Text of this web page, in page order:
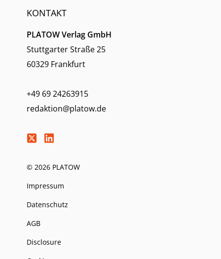
KONTAKT
PLATOW Verlag GmbH
Stuttgarter Straße 25
60329 Frankfurt
+49 69 24263915
redaktion@platow.de
© 2026 PLATOW
Impressum
Datenschutz
AGB
Disclosure